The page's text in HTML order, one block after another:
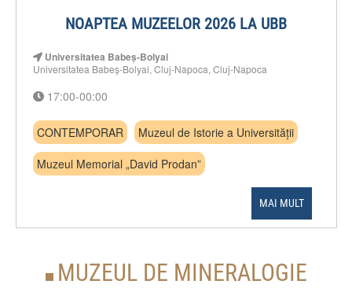
NOAPTEA MUZEELOR 2026 LA UBB
Universitatea Babeș-Bolyai
Universitatea Babeș-Bolyai, Cluj-Napoca, Cluj-Napoca
17:00-00:00
CONTEMPORAR
Muzeul de Istorie a Universității
Muzeul Memorial „David Prodan”
MAI MULT
MUZEUL DE MINERALOGIE